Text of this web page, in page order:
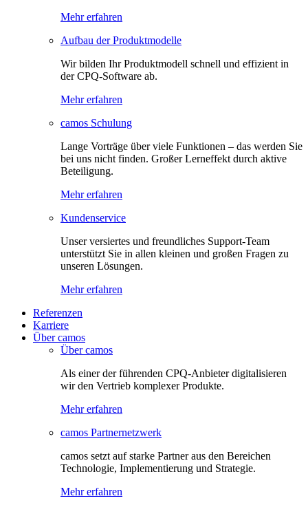
Mehr erfahren
Aufbau der Produktmodelle
Wir bilden Ihr Produktmodell schnell und effizient in
der CPQ-Software ab.
Mehr erfahren
camos Schulung
Lange Vorträge über viele Funktionen – das werden Sie
bei uns nicht finden. Großer Lerneffekt durch aktive
Beteiligung.
Mehr erfahren
Kundenservice
Unser versiertes und freundliches Support-Team
unterstützt Sie in allen kleinen und großen Fragen zu
unseren Lösungen.
Mehr erfahren
Referenzen
Karriere
Über camos
Über camos
Als einer der führenden CPQ-Anbieter digitalisieren
wir den Vertrieb komplexer Produkte.
Mehr erfahren
camos Partnernetzwerk
camos setzt auf starke Partner aus den Bereichen
Technologie, Implementierung und Strategie.
Mehr erfahren